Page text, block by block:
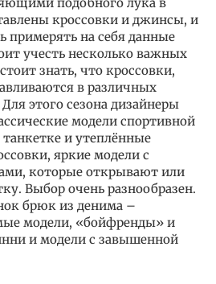
кроссовки и джинсы, и
примерять на себя данные
учесть несколько важных
знать, что кроссовки,
в различных
этого сезона дизайнеры
модели спортивной
и утеплённые
яркие модели с
которые открывают или
Выбор очень разнообразен.
брюк из денима –
модели, «бойфренды» и
и модели с завышенной